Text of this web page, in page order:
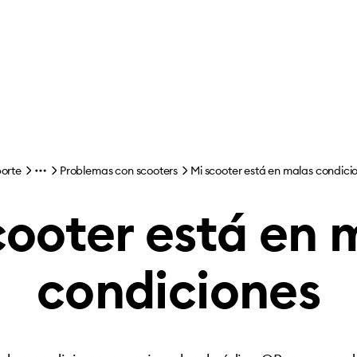
Problemas con scooters Mi scooter está en malas
está en
condiciones